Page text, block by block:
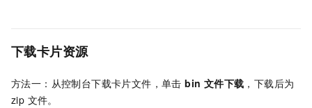
下载卡片资源
方法一：从控制台下载卡片文件，单击bin 文件下载 ，下载后为
zip 文件。